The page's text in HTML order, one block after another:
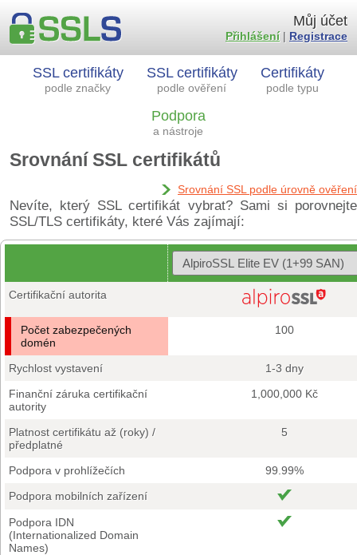
SSL certifikáty
podle značky
SSL certifikáty
podle ověření
Certifikáty
podle typu
Podpora
a nástroje
Můj účet
Přihlášení| Registrace
Srovnání SSL certifikátů
Srovnání SSL podle úrovně ověření
Nevíte, který SSL certifikát vybrat? Sami si porovnejte
SSL/TLS certifikáty, které Vás zajímají:
Certifikační autorita
Počet zabezpečených
domén
100
Rychlost vystavení
1-3 dny
Finanční záruka certifikační
autority
1,000,000 Kč
Platnost certifikátu až (roky) /
předplatné
5
Podpora v prohlížečích
99.99%
Podpora mobilních zařízení
Podpora IDN
(Internationalized Domain
Names)